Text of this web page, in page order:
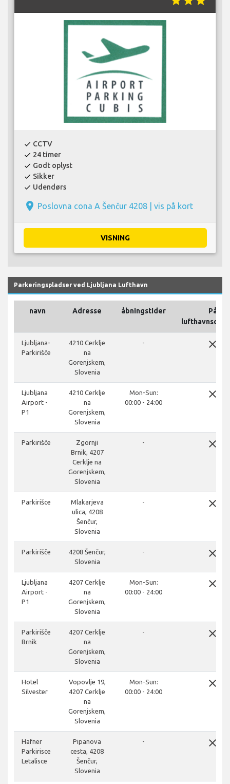
check CCTV
check 24 timer
check Godt oplyst
check Sikker
check Udendørs
place Poslovna cona A Šenčur 4208 | vis på kort
VISNING
Parkeringspladser ved Ljubljana Lufthavn
navn Adresse åbningstider
På
Ljubljana-
Parkirišče
4210 Cerklje
na
Gorenjskem,
Slovenia
- close
Ljubljana
Airport -
P1
4210 Cerklje
na
Gorenjskem,
Slovenia
Mon-Sun:
00:00 - 24:00
close
Parkirišče
Zgornji
Brnik, 4207
Cerklje na
Gorenjskem,
Slovenia
- close
Parkirišce
Mlakarjeva
ulica, 4208
Šenčur,
Slovenia
- close
Parkirišče
4208 Šenčur,
Slovenia
- close
Ljubljana
Airport -
P1
4207 Cerklje
na
Gorenjskem,
Slovenia
Mon-Sun:
00:00 - 24:00
close
Parkirišče
Brnik
4207 Cerklje
na
Gorenjskem,
Slovenia
- close
Hotel
Silvester
Vopovlje 19,
4207 Cerklje
na
Gorenjskem,
Slovenia
Mon-Sun:
00:00 - 24:00
close
Hafner
Parkirisce
Letalisce
Pipanova
cesta, 4208
Šenčur,
Slovenia
- close